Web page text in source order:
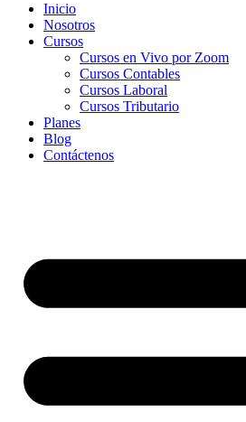
Inicio
Nosotros
Cursos
Cursos en Vivo por Zoom
Cursos Contables
Cursos Laboral
Cursos Tributario
Planes
Blog
Contáctenos